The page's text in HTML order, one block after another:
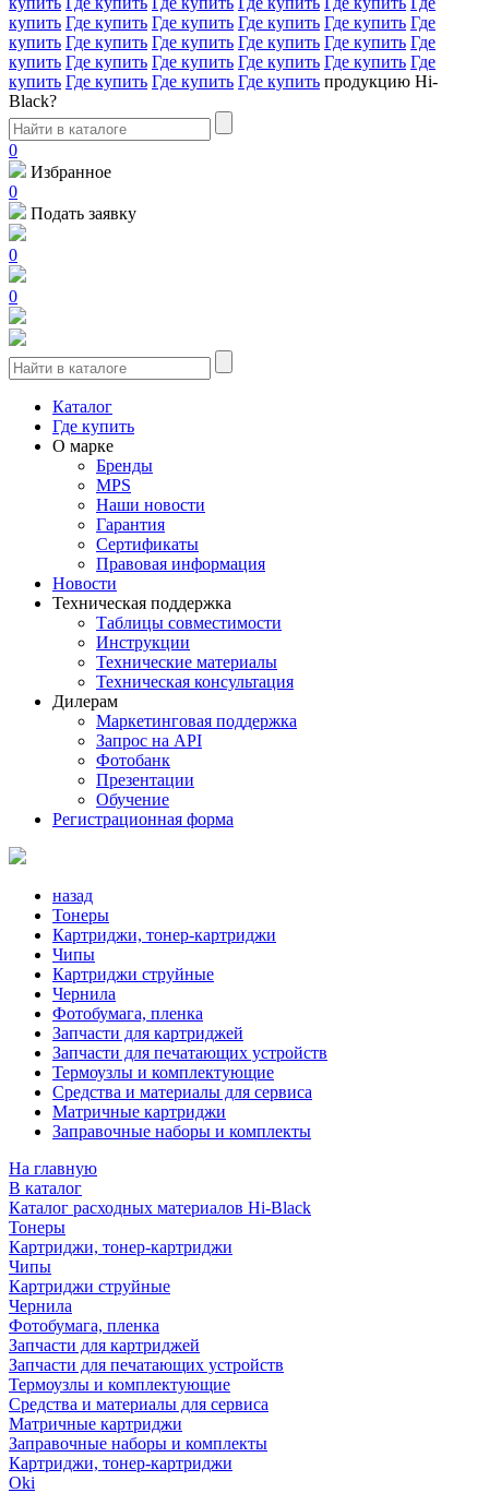
купить Где купить Где купить Где купить Где купить Где
купить Где купить Где купить Где купить Где купить Где
купить Где купить Где купить Где купить Где купить Где
купить Где купить Где купить Где купить продукцию Hi-
Black?
0
Избранное
0
Подать заявку
0
0
Каталог
Где купить
О марке
Бренды
MPS
Наши новости
Гарантия
Сертификаты
Правовая информация
Новости
Техническая поддержка
Таблицы совместимости
Инструкции
Технические материалы
Техническая консультация
Дилерам
Маркетинговая поддержка
Запрос на API
Фотобанк
Презентации
Обучение
Регистрационная форма
назад
Тонеры
Картриджи, тонер-картриджи
Чипы
Картриджи струйные
Чернила
Фотобумага, пленка
Запчасти для картриджей
Запчасти для печатающих устройств
Термоузлы и комплектующие
Средства и материалы для сервиса
Матричные картриджи
Заправочные наборы и комплекты
На главную
В каталог
Каталог расходных материалов Hi-Black
Тонеры
Картриджи, тонер-картриджи
Чипы
Картриджи струйные
Чернила
Фотобумага, пленка
Запчасти для картриджей
Запчасти для печатающих устройств
Термоузлы и комплектующие
Средства и материалы для сервиса
Матричные картриджи
Заправочные наборы и комплекты
Картриджи, тонер-картриджи
Oki